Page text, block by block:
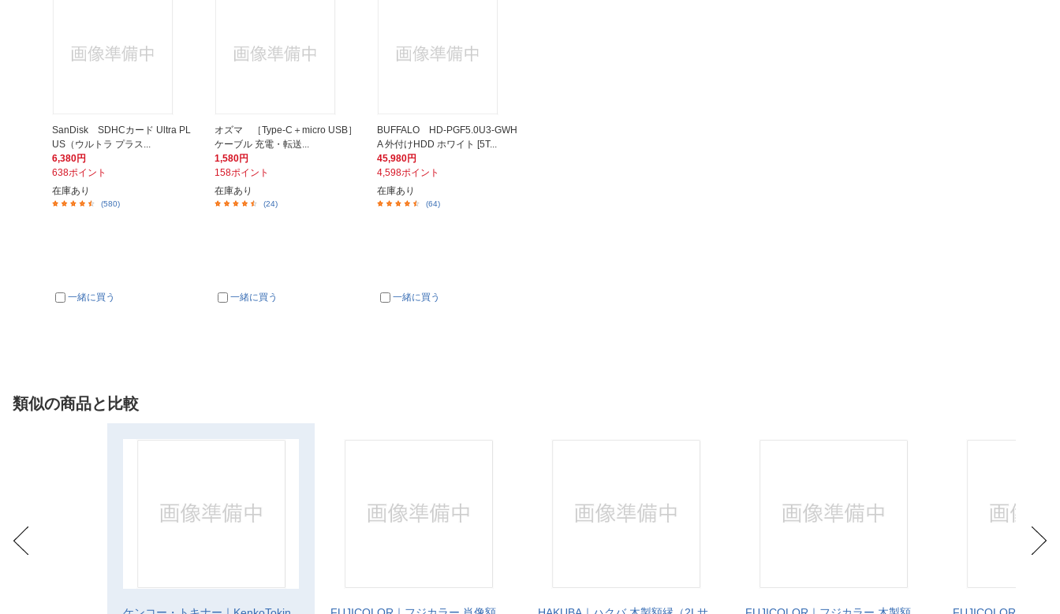
SanDisk SDHCカード Ultra PL
US（ウルトラ プラス...
6,380円
638ポイント
在庫あり
(580)
一緒に買う
オズマ ［Type-C＋micro USB］
ケーブル 充電・転送...
1,580円
158ポイント
在庫あり
(24)
一緒に買う
BUFFALO HD-PGF5.0U3-GWH
A 外付けHDD ホワイト [5T...
45,980円
4,598ポイント
在庫あり
(64)
一緒に買う
類似の商品と比較